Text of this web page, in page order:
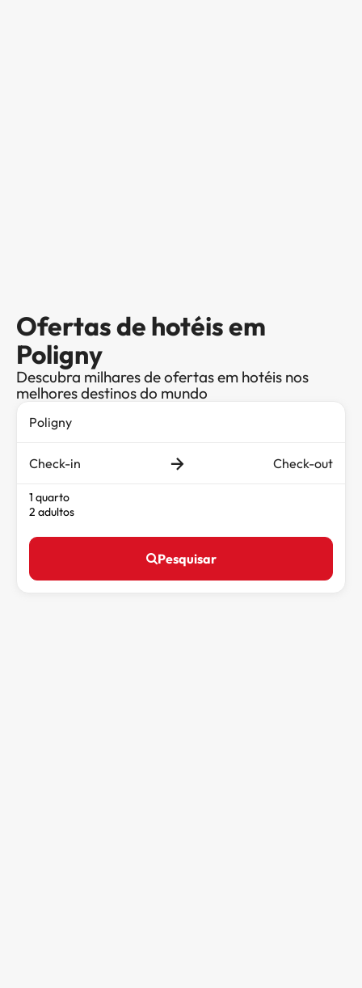
Ofertas de hotéis em
Poligny
Descubra milhares de ofertas em hotéis nos
melhores destinos do mundo
Check-in Check-out
1 quarto
2 adultos
Pesquisar